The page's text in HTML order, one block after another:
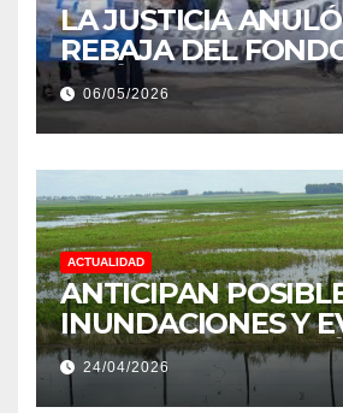
LA JUSTICIA
REBAJA DEL
ESTÍMULO A
PRODUCCIÓN DE LA
PROVINCIA DEL
06/05/2026
ACTUALIDAD
ANTICIPAN
INUNDACIONES Y
EXTREMOS:
NIÑO MUY
24/04/2026